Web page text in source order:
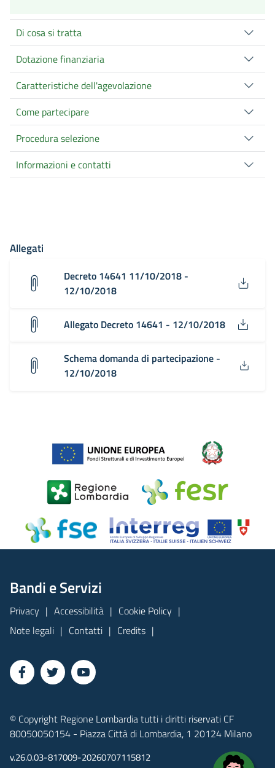
Di cosa si tratta
Dotazione finanziaria
Caratteristiche dell'agevolazione
Come partecipare
Procedura selezione
Informazioni e contatti
Allegati
Decreto 14641 11/10/2018 -
12/10/2018
Allegato Decreto 14641 - 12/10/2018
Schema domanda di partecipazione -
12/10/2018
Bandi e Servizi
Privacy Accessibilità
Cookie Policy
Note legali
Contatti Credits
© Copyright Regione Lombardia tutti i diritti riservati CF
80050050154 - Piazza Città di Lombardia, 1 20124 Milano
v.26.0.03-817009-20260707115812